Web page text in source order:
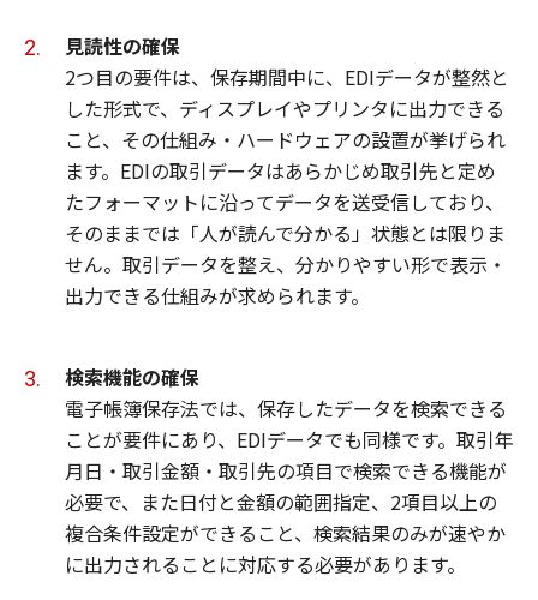
見読性の確保
2つ目の要件は、保存期間中に、EDIデータが整然と
した形式で、ディスプレイやプリンタに出力できる
こと、その仕組み・ハードウェアの設置が挙げられ
ます。EDIの取引データはあらかじめ取引先と定め
たフォーマットに沿ってデータを送受信しており、
そのままでは「人が読んで分かる」状態とは限りま
せん。取引データを整え、分かりやすい形で表示・
出力できる仕組みが求められます。
検索機能の確保
電子帳簿保存法では、保存したデータを検索できる
ことが要件にあり、EDIデータでも同様です。取引年
月日・取引金額・取引先の項目で検索できる機能が
必要で、また日付と金額の範囲指定、2項目以上の
複合条件設定ができること、検索結果のみが速やか
に出力されることに対応する必要があります。